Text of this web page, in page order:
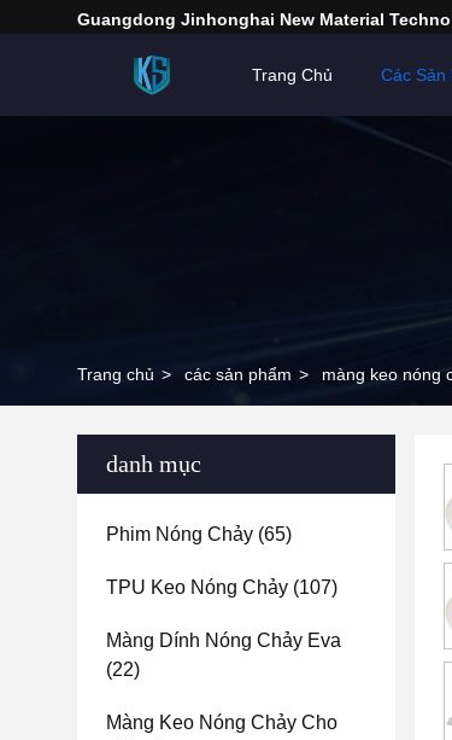
Guangdong Jinhonghai New Material
Trang Chủ Các Sản
Trang chủ > các sản phẩm > màng keo nóng
danh mục
Phim Nóng Chảy (65)
TPU Keo Nóng Chảy (107)
Màng Dính Nóng Chảy Eva
(22)
Màng Keo Nóng Chảy Cho